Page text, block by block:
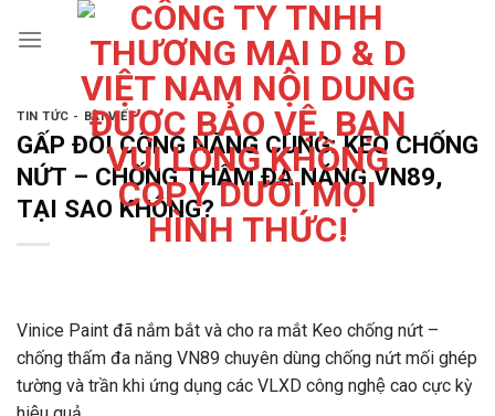
TIN TỨC - BÀI VIẾT
GẤP ĐÔI CÔNG NĂNG CÙNG: KEO CHỐNG
NỨT – CHỐNG THẤM ĐA NĂNG VN89,
TẠI SAO KHÔNG?
Vinice Paint đã nắm bắt và cho ra mắt Keo chống nứt –
chống thấm đa năng VN89 chuyên dùng chống nứt mối ghép
tường và trần khi ứng dụng các VLXD công nghệ cao cực kỳ